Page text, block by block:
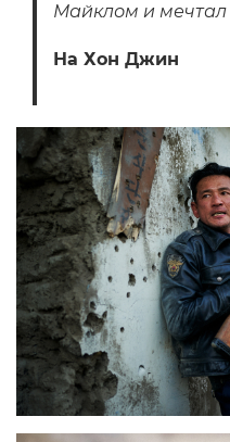
Майклом и мечтал
На Хон Джин